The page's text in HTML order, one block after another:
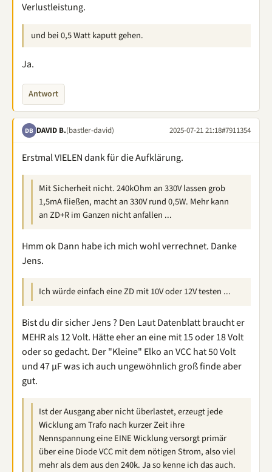
Verlustleistung.
und bei 0,5 Watt kaputt gehen.
Ja.
Antwort
DB DAVID B.(bastler-david) 2025-07-21 21:18#7911354
Erstmal VIELEN dank für die Aufklärung.
Mit Sicherheit nicht. 240kOhm an 330V lassen grob
1,5mA fließen, macht an 330V rund 0,5W. Mehr kann
an ZD+R im Ganzen nicht anfallen ...
Hmm ok Dann habe ich mich wohl verrechnet. Danke
Jens.
Ich würde einfach eine ZD mit 10V oder 12V testen ...
Bist du dir sicher Jens ? Den Laut Datenblatt braucht er
MEHR als 12 Volt. Hätte eher an eine mit 15 oder 18 Volt
oder so gedacht. Der "Kleine" Elko an VCC hat 50 Volt
und 47 µF was ich auch ungewöhnlich groß finde aber
gut.
Ist der Ausgang aber nicht überlastet, erzeugt jede
Wicklung am Trafo nach kurzer Zeit ihre
Nennspannung eine EINE Wicklung versorgt primär
über eine Diode VCC mit dem nötigen Strom, also viel
mehr als dem aus den 240k. Ja so kenne ich das auch.